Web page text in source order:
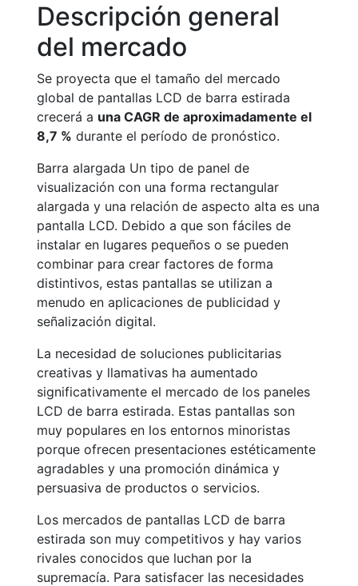
Descripción general
del mercado
Se proyecta que el tamaño del mercado
global de pantallas LCD de barra estirada
crecerá a una CAGR de aproximadamente el
8,7 % durante el período de pronóstico.
Barra alargada Un tipo de panel de
visualización con una forma rectangular
alargada y una relación de aspecto alta es una
pantalla LCD. Debido a que son fáciles de
instalar en lugares pequeños o se pueden
combinar para crear factores de forma
distintivos, estas pantallas se utilizan a
menudo en aplicaciones de publicidad y
señalización digital.
La necesidad de soluciones publicitarias
creativas y llamativas ha aumentado
significativamente el mercado de los paneles
LCD de barra estirada. Estas pantallas son
muy populares en los entornos minoristas
porque ofrecen presentaciones estéticamente
agradables y una promoción dinámica y
persuasiva de productos o servicios.
Los mercados de pantallas LCD de barra
estirada son muy competitivos y hay varios
rivales conocidos que luchan por la
supremacía. Para satisfacer las necesidades